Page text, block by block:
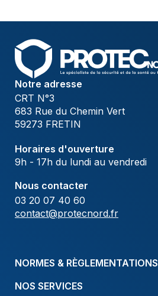
Notre adresse
CRT N°3
683 Rue du Chemin Vert
59273 FRETIN
Horaires d'ouverture
9h - 17h du lundi au vendredi
Nous contacter
03 20 07 40 60
contact@protecnord.fr
NORMES & RÈGLEMENTATIONS
NOS SERVICES